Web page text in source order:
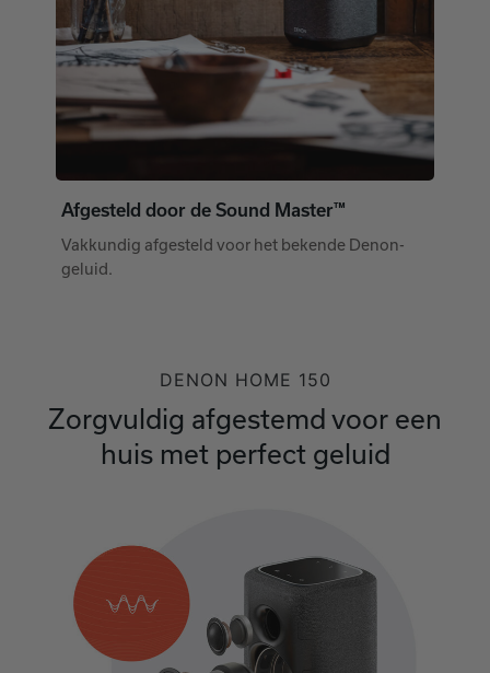
Afgesteld door de Sound Master™
Vakkundig afgesteld voor het bekende Denon-
geluid.
DENON HOME 150
Zorgvuldig afgestemd voor een
huis met perfect geluid